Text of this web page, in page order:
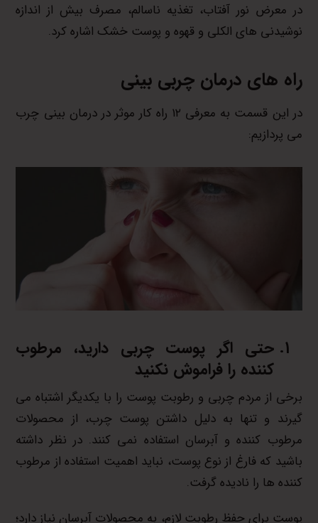
در معرض نور آفتاب، تغذیه ناسالم، مصرف بیش از اندازه
نوشیدنی های الکلی و قهوه و پوست خشک اشاره کرد.
راه های درمان چربی بینی
در این قسمت به معرفی ۱۲ راه کار موثر در درمان بینی چرب
می پردازیم:
حتی اگر پوست چربی دارید، مرطوب
کننده را فراموش نکنید
برخی از مردم چربی و رطوبت پوست را با یکدیگر اشتباه می
گیرند و تنها به دلیل داشتن پوست چرب، از محصولات
مرطوب کننده و آبرسان استفاده نمی کنند. در نظر داشته
باشید که فارغ از نوع پوست، نباید اهمیت استفاده از مرطوب
کننده ها را نادیده گرفت.
پوست برای حفظ رطوبت لازم، به محصولات آبرسان نیاز دارد؛